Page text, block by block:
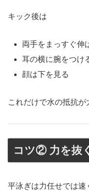
キック後は
両手をまっすぐ伸
耳の横に腕をつけ
顔は下を見る
これだけで水の抵抗が
コツ② 力を抜く
平泳ぎは力任せでは速